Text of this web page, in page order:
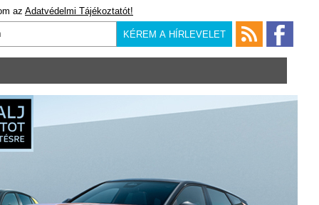
az Adatvédelmi Tájékoztatót!